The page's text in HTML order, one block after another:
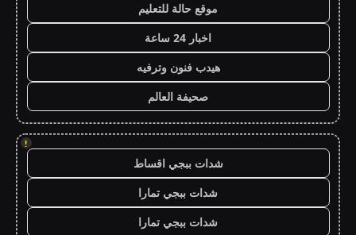
موقع حالة للتعليم
اخبار 24 ساعة
هيدب فنون وترفيه
صحيفة العالم
!
شدات ببجي اقساط
شدات ببجي تمارا
شدات ببجي تمارا